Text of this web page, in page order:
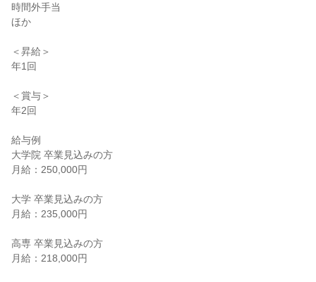
時間外手当
ほか
＜昇給＞
年1回
＜賞与＞
年2回
給与例
大学院 卒業見込みの方
月給：250,000円
大学 卒業見込みの方
月給：235,000円
高専 卒業見込みの方
月給：218,000円